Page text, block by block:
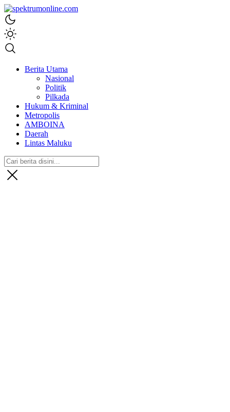
spektrumonline.com
Berita Utama
Nasional
Politik
Pilkada
Hukum & Kriminal
Metropolis
AMBOINA
Daerah
Lintas Maluku